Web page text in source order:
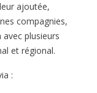
ajoutée,
compagnies,
plusieurs
et régional.
: